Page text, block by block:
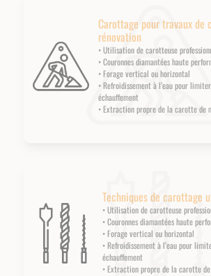
Carottage pour travaux
rénovation
• Utilisation de carotteuse
• Couronnes diamantées haute
• Forage vertical ou horizontal
• Refroidissement à l’eau pour
échauffement
• Extraction propre de la carotte de
Techniques de carottage
• Utilisation de carotteuse
• Couronnes diamantées haute
• Forage vertical ou horizontal
• Refroidissement à l’eau pour
échauffement
• Extraction propre de la carotte